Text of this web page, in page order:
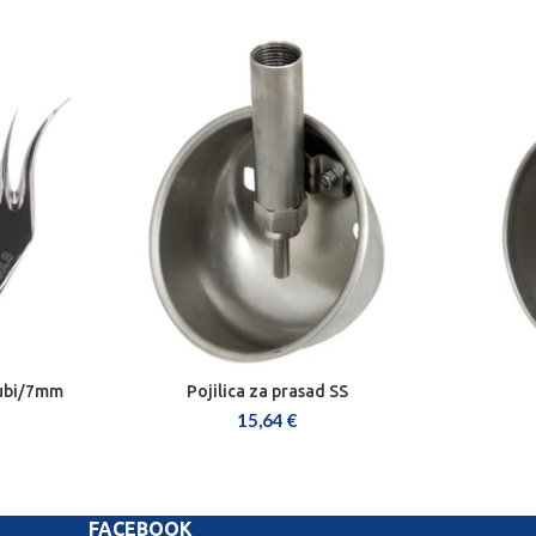
7mm DODAJ U KOŠARICU
Pojilica za prasad SS
15,64 €
FACEBOOK